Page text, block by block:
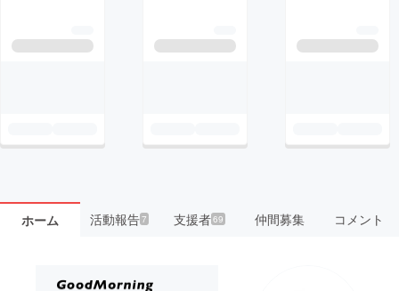
ホーム 活動報告7 支援者69 仲間募集 コメント